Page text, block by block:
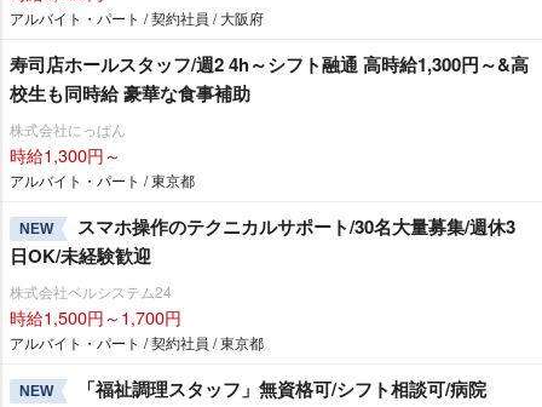
アルバイト・パート / 契約社員 / 大阪府
寿司店ホールスタッフ/週2 4h～シフト融通 高時給1,300円～&高
校生も同時給 豪華な食事補助
株式会社にっぱん
時給1,300円～
アルバイト・パート / 東京都
NEW
スマホ操作のテクニカルサポート/30名大量募集/週休3
日OK/未経験歓迎
株式会社ベルシステム24
時給1,500円～1,700円
アルバイト・パート / 契約社員 / 東京都
NEW 「福祉調理スタッフ」無資格可/シフト相談可/病院